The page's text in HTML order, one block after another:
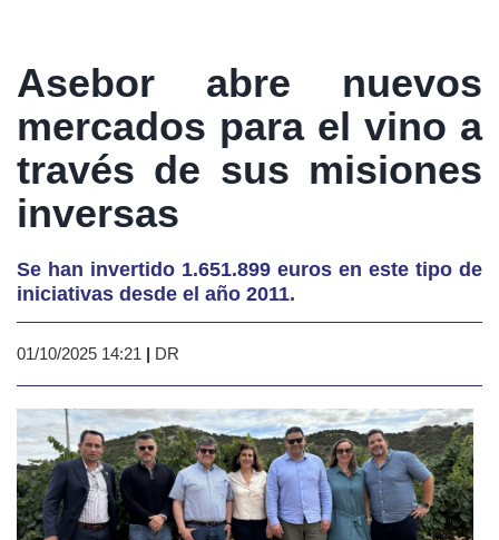
Asebor abre nuevos
mercados para el vino a
través de sus misiones
inversas
Se han invertido 1.651.899 euros en este tipo de
iniciativas desde el año 2011.
01/10/2025 14:21 | DR